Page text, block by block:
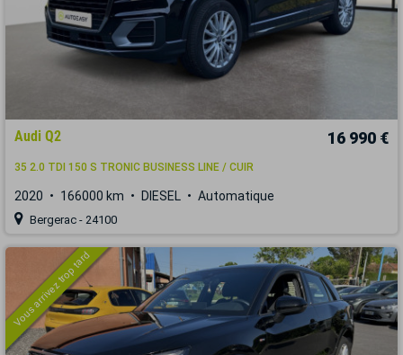
Audi Q2 16 990 €
35 2.0 TDI 150 S TRONIC BUSINESS LINE / CUIR
2020 166000 km DIESEL Automatique
Bergerac - 24100
Vous arrivez trop tard